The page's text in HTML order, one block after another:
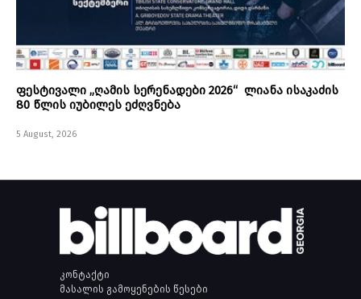
ფესტივალი „ღამის სერენადები 2026“ ლიანა ისაკაძის
80 წლის იუბილეს ეძღვნება
5 August, 2026
კონტაქტი
მასალის გამოყენების წესები